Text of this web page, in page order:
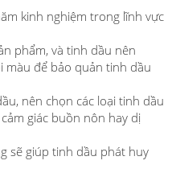
kinh nghiệm trong lĩnh vực
phẩm, và tinh dầu nên
màu để bảo quản tinh dầu
nên chọn các loại tinh dầu
giác buồn nôn hay dị
sẽ giúp tinh dầu phát huy